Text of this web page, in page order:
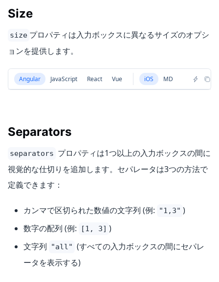
Size
size プロパティは入力ボックスに異なるサイズのオプシ
ョンを提供します。
Angular JavaScript React Vue iOS MD
Separators
separators プロパティは1つ以上の入力ボックスの間に
視覚的な仕切りを追加します。セパレータは3つの方法で
定義できます：
カンマで区切られた数値の文字列 (例: "1,3" )
数字の配列 (例:
[1, 3] )
文字列
"all" (すべての入力ボックスの間にセパレ
ータを表示する)